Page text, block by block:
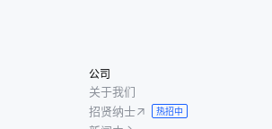
公司
关于我们
招贤纳士
热招中